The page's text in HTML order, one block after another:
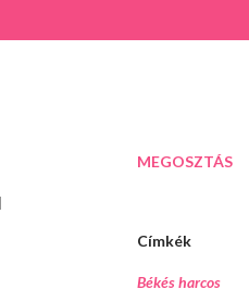
MEGOSZTÁS
Címkék
Békés harcos